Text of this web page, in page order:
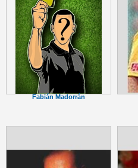
Fabián Madorrán